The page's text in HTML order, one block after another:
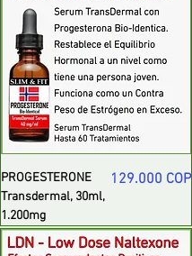
PROGESTERONE
Transdermal, 30ml,
1.200mg
Precio
129.000 COP